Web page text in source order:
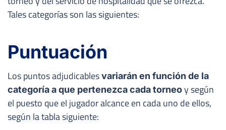
Tales categorías son las siguientes:
Puntuación
Los puntos adjudicablesvariarán en función de la
categoría a que pertenezca cada torneoy según
el puesto que el jugador alcance en cada uno de ellos,
según la tabla siguiente: